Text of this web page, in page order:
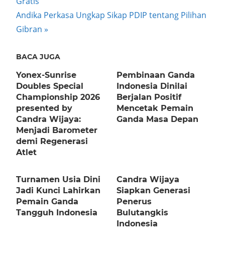
navigation
Next
Post:
Andika Perkasa Ungkap Sikap PDIP tentang Pilihan
Gibran
BACA JUGA
Yonex-Sunrise
Doubles Special
Championship 2026
presented by
Candra Wijaya:
Menjadi Barometer
demi Regenerasi
Atlet
Pembinaan Ganda
Indonesia Dinilai
Berjalan Positif
Mencetak Pemain
Ganda Masa Depan
Turnamen Usia Dini
Jadi Kunci Lahirkan
Pemain Ganda
Tangguh Indonesia
Candra Wijaya
Siapkan Generasi
Penerus
Bulutangkis
Indonesia